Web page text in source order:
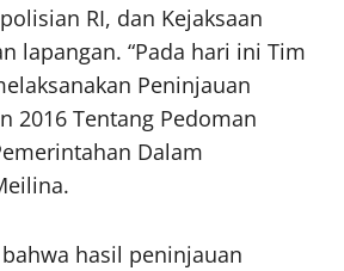
RI, dan Kejaksaan
lapangan. “Pada hari ini Tim
Peninjauan
2016 Tentang Pedoman
Dalam
hasil peninjauan